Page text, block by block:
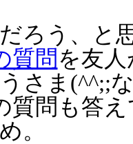
ろう、と
質問を友
さま(^^;;
質問も答
。